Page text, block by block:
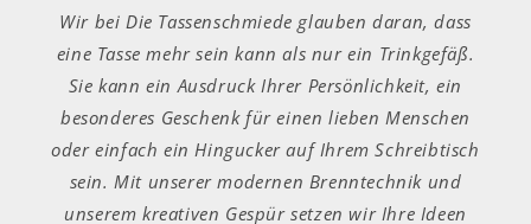
Wir bei Die Tassenschmiede glauben daran, dass
eine Tasse mehr sein kann als nur ein Trinkgefäß.
Sie kann ein Ausdruck Ihrer Persönlichkeit, ein
besonderes Geschenk für einen lieben Menschen
oder einfach ein Hingucker auf Ihrem Schreibtisch
sein. Mit unserer modernen Brenntechnik und
unserem kreativen Gespür setzen wir Ihre Ideen